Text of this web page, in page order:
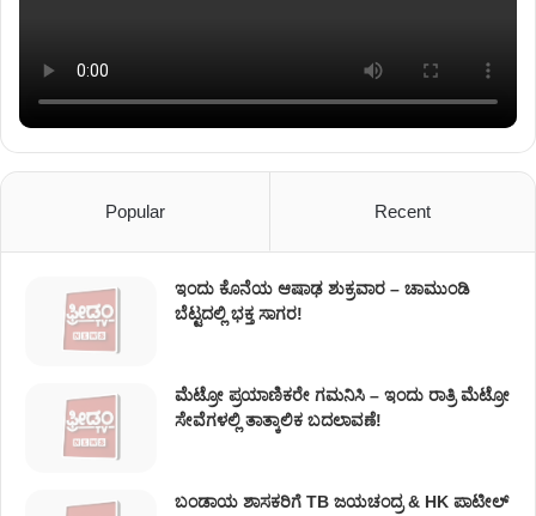
Popular Recent
ಇಂದು ಕೊನೆಯ ಆಷಾಢ ಶುಕ್ರವಾರ – ಚಾಮುಂಡಿ
ಬೆಟ್ಟದಲ್ಲಿ ಭಕ್ತ ಸಾಗರ!
ಮೆಟ್ರೋ ಪ್ರಯಾಣಿಕರೇ ಗಮನಿಸಿ – ಇಂದು ರಾತ್ರಿ ಮೆಟ್ರೋ
ಸೇವೆಗಳಲ್ಲಿ ತಾತ್ಕಾಲಿಕ ಬದಲಾವಣೆ!
ಬಂಡಾಯ ಶಾಸಕರಿಗೆ TB ಜಯಚಂದ್ರ & HK ಪಾಟೀಲ್